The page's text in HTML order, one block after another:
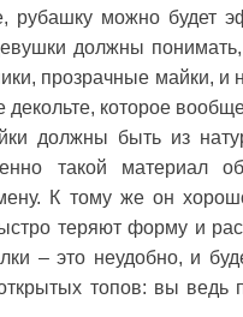
рубашку можно будет
должны
прозрачные майки,
декольте, которое
должны быть из
такой материал
К тому же он
теряют форму и
– это неудобно, и
топов: вы ведь